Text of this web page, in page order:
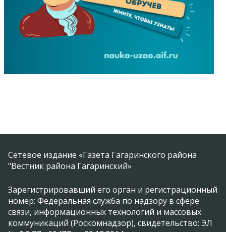
Сетевое издание «Газета Гагаринского района
"Вестник района Гагаринский»
Зарегистрировавший его орган и регистрационный
номер: Федеральная служба по надзору в сфере
связи, информационных технологий и массовых
коммуникаций (Роскомнадзор), свидетельство: ЭЛ